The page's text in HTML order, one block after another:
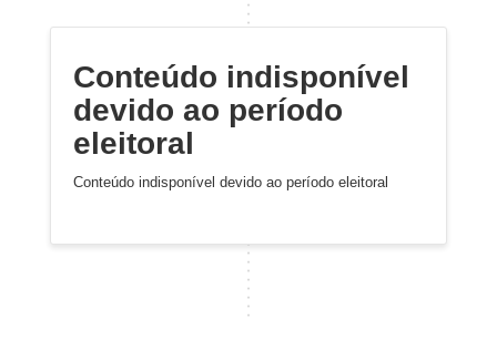
Conteúdo indisponível
devido ao período
eleitoral
Conteúdo indisponível devido ao período eleitoral